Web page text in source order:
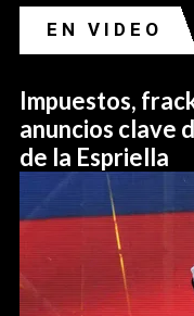
EN VIDEO
Impuestos,
anuncios clave
de la Espriella